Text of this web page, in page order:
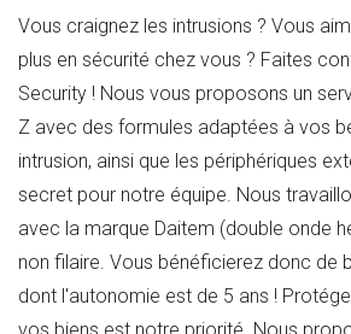
Vous craignez les intrusions ? Vous
plus en sécurité chez vous ? Faites
Security ! Nous vous proposons un
Z avec des formules adaptées à vos
intrusion, ainsi que les périphériques
secret pour notre équipe. Nous
avec la marque Daitem (double onde
non filaire. Vous bénéficierez donc de
dont l'autonomie est de 5 ans !